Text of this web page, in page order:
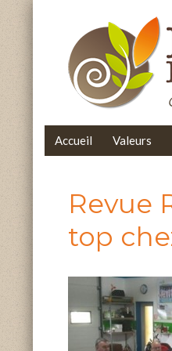
Accueil Valeurs
Revue
top